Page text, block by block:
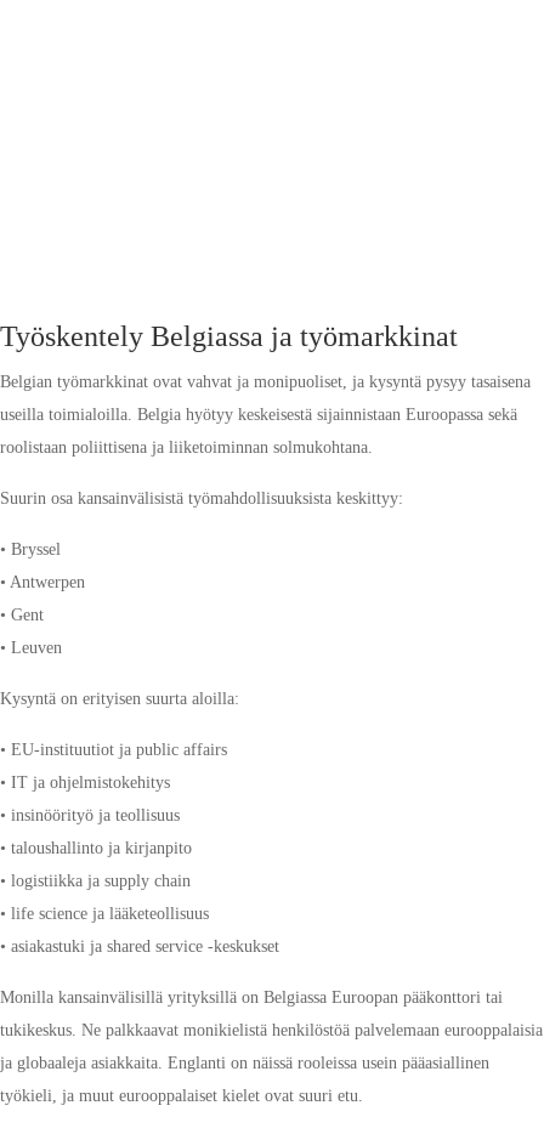
Työskentely Belgiassa ja työmarkkinat
Belgian työmarkkinat ovat vahvat ja monipuoliset, ja kysyntä pysyy tasaisena
useilla toimialoilla. Belgia hyötyy keskeisestä sijainnistaan Euroopassa sekä
roolistaan poliittisena ja liiketoiminnan solmukohtana.
Suurin osa kansainvälisistä työmahdollisuuksista keskittyy:
• Bryssel
• Antwerpen
• Gent
• Leuven
Kysyntä on erityisen suurta aloilla:
• EU-instituutiot ja public affairs
• IT ja ohjelmistokehitys
• insinöörityö ja teollisuus
• taloushallinto ja kirjanpito
• logistiikka ja supply chain
• life science ja lääketeollisuus
• asiakastuki ja shared service -keskukset
Monilla kansainvälisillä yrityksillä on Belgiassa Euroopan pääkonttori tai
tukikeskus. Ne palkkaavat monikielistä henkilöstöä palvelemaan eurooppalaisia
ja globaaleja asiakkaita. Englanti on näissä rooleissa usein pääasiallinen
työkieli, ja muut eurooppalaiset kielet ovat suuri etu.